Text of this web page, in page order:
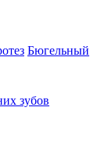
Бюгельный
зубов